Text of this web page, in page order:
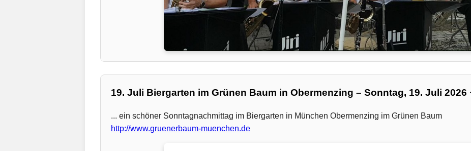
19. Juli Biergarten im Grünen Baum in Obermenzing – Sonntag, 19. Juli 2026
... ein schöner Sonntagnachmittag im Biergarten in München Obermenzing im Grünen Baum
http://www.gruenerbaum-muenchen.de